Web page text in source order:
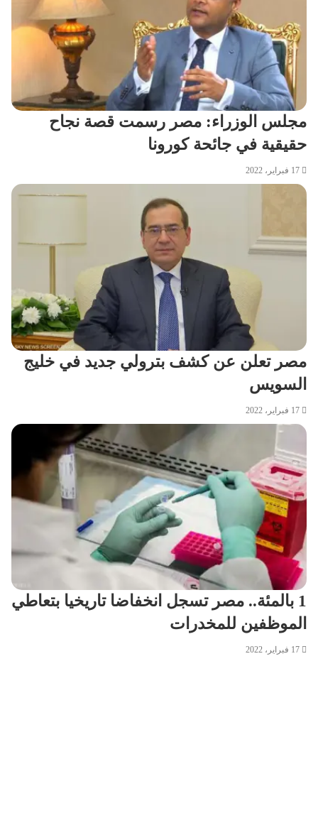
مجلس الوزراء: مصر رسمت قصة نجاح
حقيقية في جائحة كورونا
17 فبراير، 2022
مصر تعلن عن كشف بترولي جديد في خليج
السويس
17 فبراير، 2022
1 بالمئة.. مصر تسجل انخفاضا تاريخيا بتعاطي
الموظفين للمخدرات
17 فبراير، 2022